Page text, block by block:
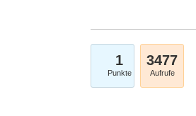
1
Punkte
3477
Aufrufe